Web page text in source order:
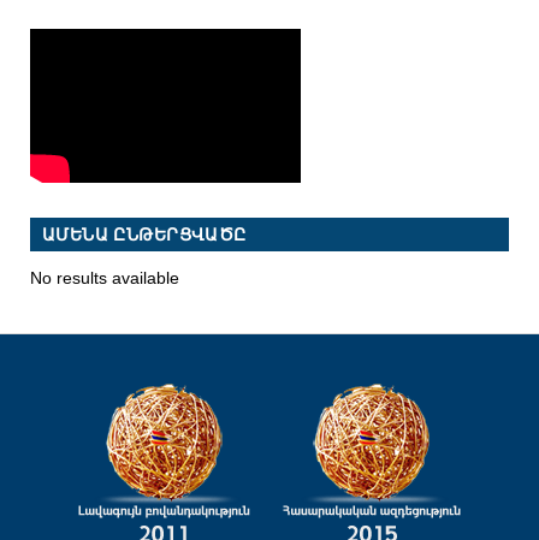
ԱՄԵՆԱ ԸՆԹԵՐՑՎԱԾԸ
No results available